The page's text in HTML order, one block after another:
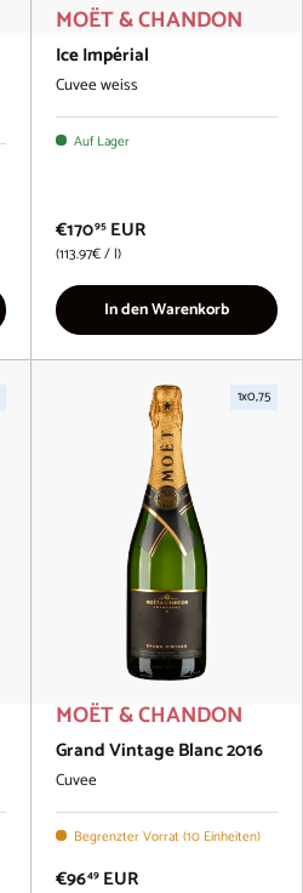
MOËT & CHANDON
Ice Impérial
Cuvee weiss
Auf Lager
€17095 EUR
Grundpreis
113.97€/l
In den Warenkorb
1x0,75
MOËT & CHANDON
Grand Vintage Blanc 2016
Cuvee
Begrenzter Vorrat (10 Einheiten)
€9649 EUR